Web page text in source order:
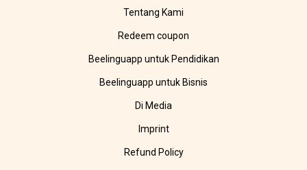
Tentang Kami
Redeem coupon
Beelinguapp untuk Pendidikan
Beelinguapp untuk Bisnis
Di Media
Imprint
Refund Policy